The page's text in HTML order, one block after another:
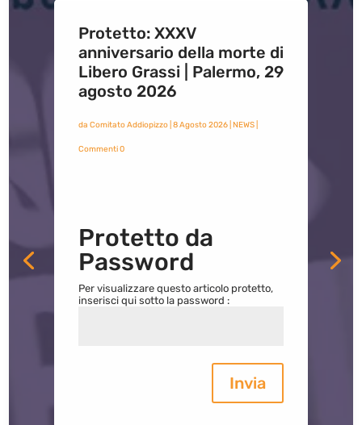
Protetto: XXXV
anniversario della morte di
Libero Grassi | Palermo, 29
agosto 2026
da Comitato Addiopizzo| 8 Agosto 2026| NEWS|
Commenti 0
Protetto da
Password
Per visualizzare questo articolo protetto,
inserisci qui sotto la password :
Invia